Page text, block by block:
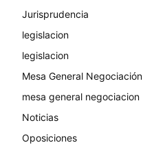
Jurisprudencia
legislacion
legislacion
Mesa General Negociación
mesa general negociacion
Noticias
Oposiciones